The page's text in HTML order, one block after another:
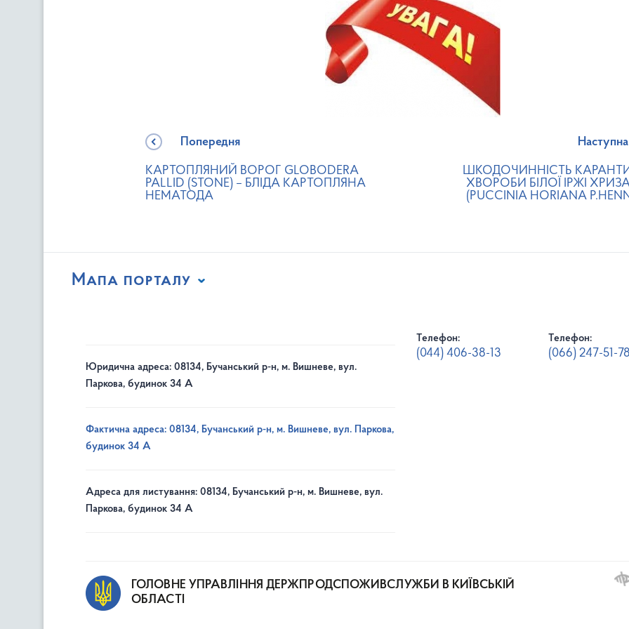
Попередня
КАРТОПЛЯНИЙ ВОРОГ GLOBODERA
PALLID (STONE) – БЛІДА КАРТОПЛЯНА
НЕМАТОДА
Наступна
ШКОДОЧИННІСТЬ
ХВОРОБИ БІЛОЇ ІРЖІ
(PUCCINIA HORIANA
Мапа порталу
Юридична адреса: 08134, Бучанський р-н, м. Вишневе, вул.
Паркова, будинок 34 А
Фактична адреса: 08134, Бучанський р-н, м. Вишневе, вул. Паркова,
будинок 34 А
Адреса для листування: 08134, Бучанський р-н, м. Вишневе, вул.
Паркова, будинок 34 А
Телефон:
(044) 406-38-13
Телефон:
(066) 247-51-78
ГОЛОВНЕ УПРАВЛІННЯ ДЕРЖПРОДСПОЖИВСЛУЖБИ В КИЇВСЬКІЙ
ОБЛАСТІ